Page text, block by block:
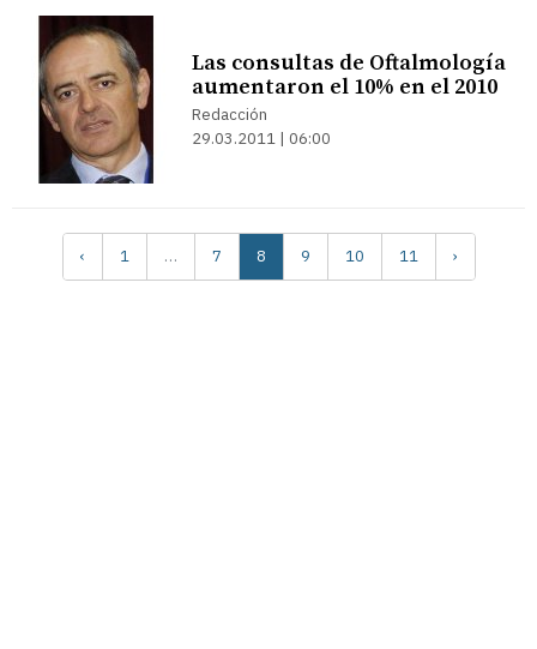
Las consultas de Oftalmología
aumentaron el 10% en el 2010
Redacción
29.03.2011 | 06:00
‹ 1 … 7 8 9 10 11 ›